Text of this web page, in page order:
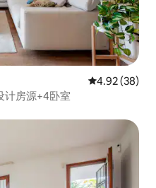
平均评分
4.92 (38)
计房源+4卧室